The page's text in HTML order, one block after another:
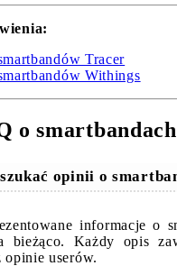
Tracer
Withings
o
opinii o
informacje o
bieżąco. Każdy opis
opinie userów.